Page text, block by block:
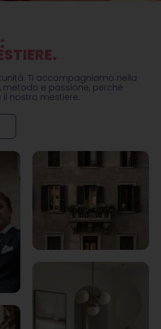
Ti accompagniamo nella
metodo e passione, perché
nostro mestiere.